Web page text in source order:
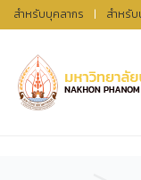
สำหรับบุคลากร | สำหรั